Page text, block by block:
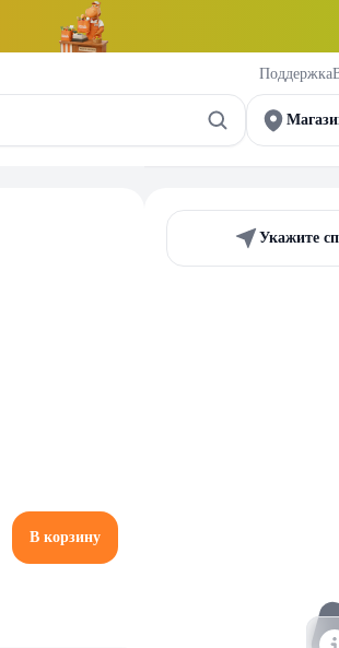
Поддержка
В корзину
Укажите